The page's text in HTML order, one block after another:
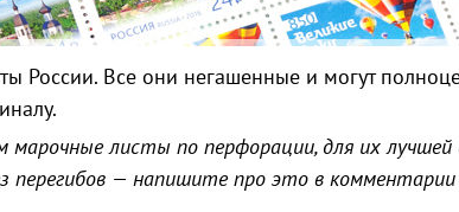
России. Все они негашенные и могут
марочные листы по перфорации, для их лучшей
перегибов — напишите про это в